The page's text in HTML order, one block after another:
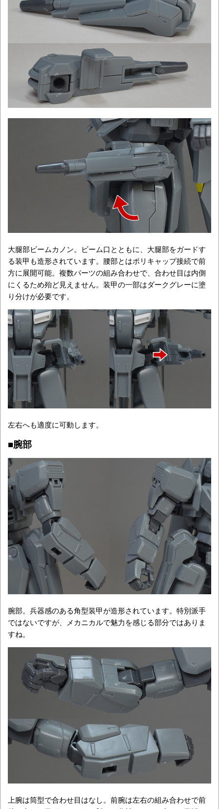
大腿部ビームカノン。ビーム口とともに、大腿部をガードす
る装甲も造形されています。腰部とはポリキャップ接続で前
方に展開可能。複数パーツの組み合わせで、合わせ目は内側
にくるため殆ど見えません。装甲の一部はダークグレーに塗
り分けが必要です。
左右へも適度に可動します。
■腕部
腕部。兵器感のある角型装甲が造形されています。特別派手
ではないですが、メカニカルで魅力を感じる部分ではありま
すね。
上腕は筒型で合わせ目はなし。前腕は左右の組み合わせで前